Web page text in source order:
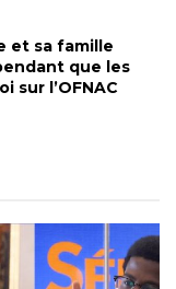
et sa famille
que les
sur l’OFNAC